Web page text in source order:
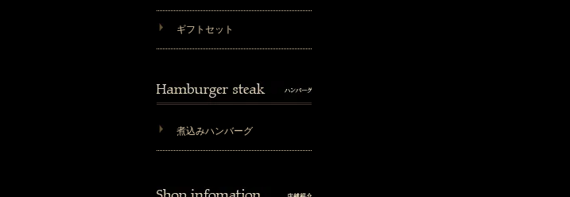
ギフトセット
煮込みハンバーグ